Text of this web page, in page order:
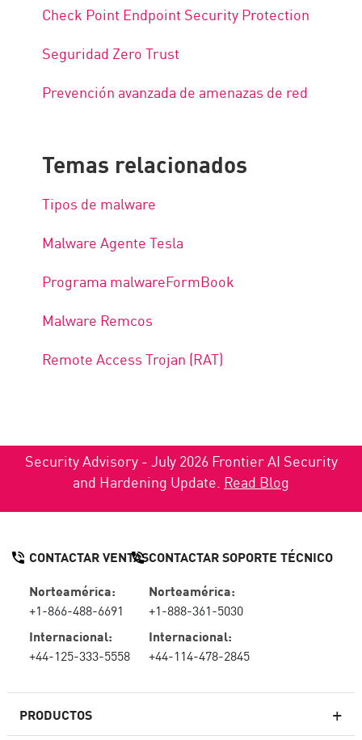
Check Point Endpoint Security Protection
Seguridad Zero Trust
Prevención avanzada de amenazas de red
Temas relacionados
Tipos de malware
Malware Agente Tesla
Programa malwareFormBook
Malware Remcos
Remote Access Trojan (RAT)
Security Advisory - July 2026 Frontier AI Security
and Hardening Update. Read Blog
PRODUCTOS
CONTACTAR VENTAS
Norteamérica:
+1-866-488-6691
Internacional:
+44-125-333-5558
CONTACTAR SOPORTE TÉCNICO
Norteamérica:
+1-888-361-5030
Internacional:
+44-114-478-2845